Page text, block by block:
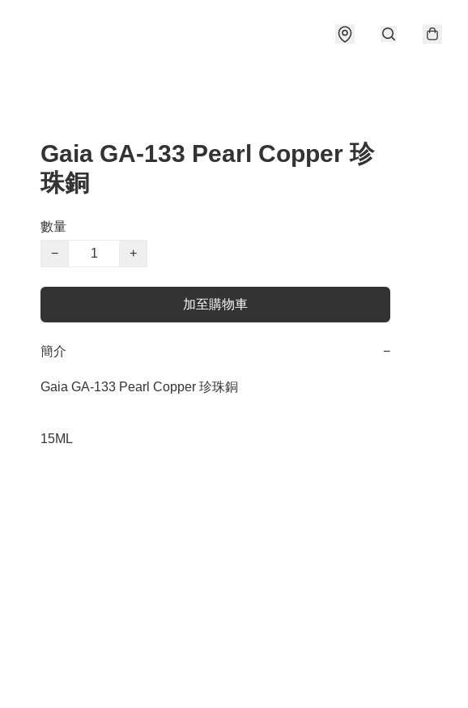
Gaia GA-133 Pearl Copper 珍
珠銅
數量
−
+
加至購物車
簡介 −
Gaia GA-133 Pearl Copper 珍珠銅
15ML